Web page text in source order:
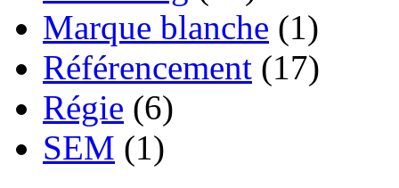
Marque blanche (1)
Référencement (17)
Régie (6)
SEM (1)